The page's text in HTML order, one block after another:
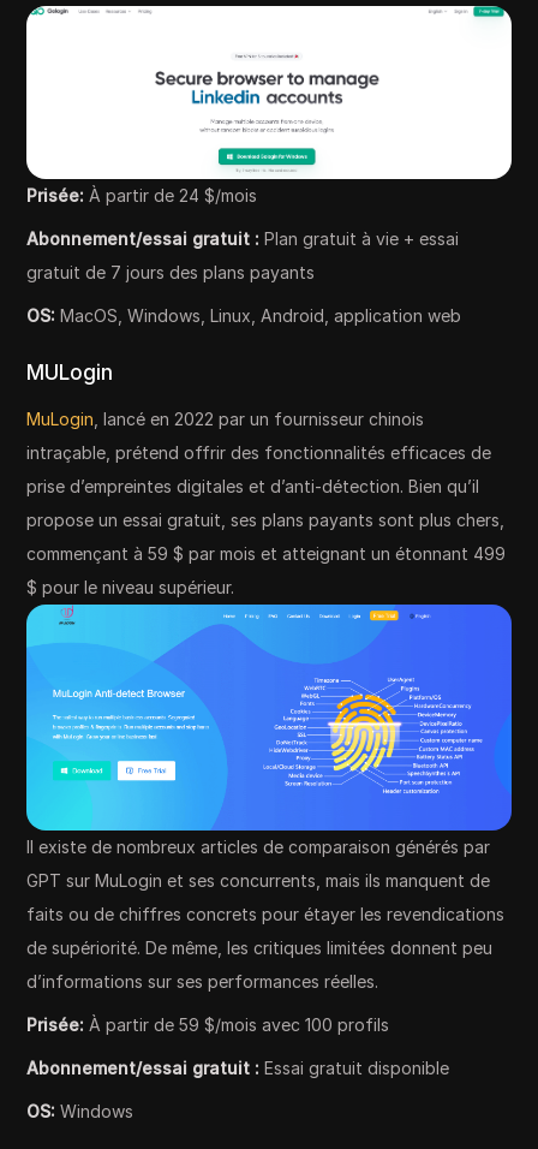
Prisée: À partir de 24 $/mois
Abonnement/essai gratuit : Plan gratuit à vie + essai
gratuit de 7 jours des plans payants
OS: MacOS, Windows, Linux, Android, application web
MULogin
MuLogin, lancé en 2022 par un fournisseur chinois
intraçable, prétend offrir des fonctionnalités efficaces de
prise d’empreintes digitales et d’anti-détection. Bien qu’il
propose un essai gratuit, ses plans payants sont plus chers,
commençant à 59 $ par mois et atteignant un étonnant 499
$ pour le niveau supérieur.
Il existe de nombreux articles de comparaison générés par
GPT sur MuLogin et ses concurrents, mais ils manquent de
faits ou de chiffres concrets pour étayer les revendications
de supériorité. De même, les critiques limitées donnent peu
d’informations sur ses performances réelles.
Prisée: À partir de 59 $/mois avec 100 profils
Abonnement/essai gratuit : Essai gratuit disponible
OS: Windows